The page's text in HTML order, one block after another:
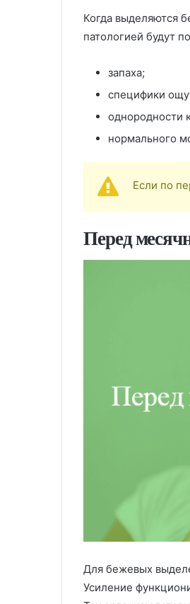
Когда выделяются
патологией будут
запаха;
специфики
однородности
нормального
Если по
Перед
Для бежевых
Усиление